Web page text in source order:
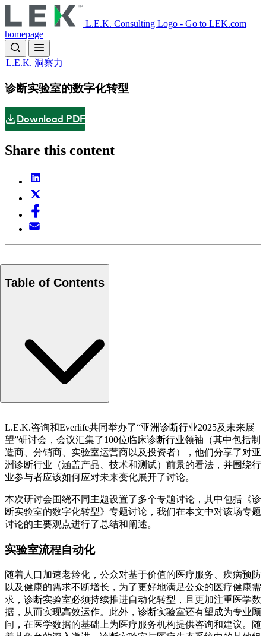
to
main
content
L.E.K. Consulting Logo - Go to LEK.com
homepage
L.E.K. 洞察力
诊断实验室的数字化转型
Download PDF
Share this content
Table of Contents
诊断中的人工智能应用
L.E.K.咨询和Everlife共同举办了“亚洲诊断行业2025及未来展
望”研讨会，会议汇集了100位临床诊断行业领袖（其中包括制
造商、分销商、实验室运营商以及投资者），他们分享了对亚
洲诊断行业（涵盖产品、技术和测试）前景的看法，并围绕行
业参与者应该如何应对未来变化展开了讨论。
本次研讨会围绕不同主题设置了多个专题讨论，其中包括《诊
断实验室的数字化转型》专题讨论，我们在本文中对该场专题
讨论的主要观点进行了总结和阐述。
实验室流程自动化
随着人口加速老龄化，公众对基于价值的医疗服务、疾病预防
以及健康的需求不断增长，为了更好地满足公众的医疗健康需
求，诊断实验室必须持续推进自动化转型，且更加注重医学数
据，从而实现高效运作。此外，诊断实验室还有望成为专业顾
问，在医学数据的基础上为医疗服务机构提供咨询和建议。随